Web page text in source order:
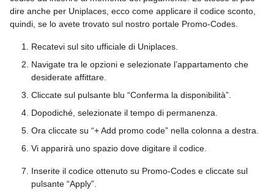
dire anche per Uniplaces, ecco come applicare il codice sconto,
quindi, se lo avete trovato sul nostro portale Promo-Codes.
Recatevi sul sito ufficiale di Uniplaces.
Navigate tra le opzioni e selezionate l’appartamento che
desiderate affittare.
Cliccate sul pulsante blu “Conferma la disponibilità”.
Dopodiché, selezionate il tempo di permanenza.
Ora cliccate su “+ Add promo code” nella colonna a destra.
Vi apparirà uno spazio dove digitare il codice.
Inserite il codice ottenuto su Promo-Codes e cliccate sul
pulsante “Apply”.